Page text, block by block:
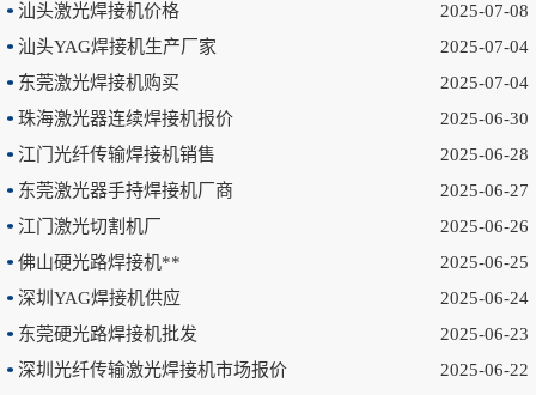
产线自动化集成对接、技术指导及售后维保一体化定制配套服务，协助
客户优化生产流程、稳定成品品质。 我们的优势 研发为本：常态化开
展产品研发迭代工作，自主掌握**激光应用技术，**设备运行状态稳
定、作业效率平稳。 品控..
汕头激光焊接机价格
2025-07-08
汕头YAG焊接机生产厂家
2025-07-04
东莞激光焊接机购买
2025-07-04
珠海激光器连续焊接机报价
2025-06-30
江门光纤传输焊接机销售
2025-06-28
东莞激光器手持焊接机厂商
2025-06-27
江门激光切割机厂
2025-06-26
佛山硬光路焊接机**
2025-06-25
深圳YAG焊接机供应
2025-06-24
东莞硬光路焊接机批发
2025-06-23
深圳光纤传输激光焊接机市场报价
2025-06-22